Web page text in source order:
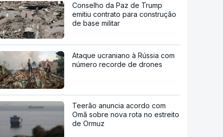
Conselho da Paz de Trump
emitiu contrato para construção
de base militar
Ataque ucraniano à Rússia com
número recorde de drones
Teerão anuncia acordo com
Omã sobre nova rota no estreito
de Ormuz